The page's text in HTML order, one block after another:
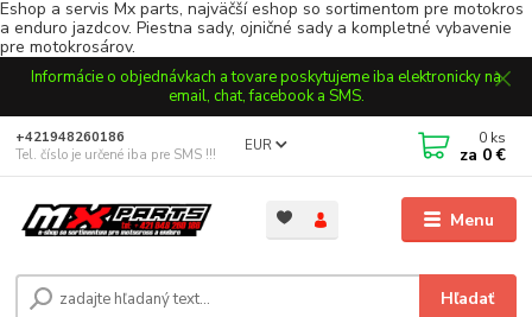
Eshop a servis Mx parts, najväčší eshop so sortimentom pre motokros
a enduro jazdcov. Piestna sady, ojničné sady a kompletné vybavenie
pre motokrosárov.
Informácie o objednávkach a tovare poskytujeme iba elektronicky na
email, chat, facebook a SMS.
Menu
EUR
Hľadať
+421948260186
Tel. číslo je určené iba pre SMS !!!
0 ks
za 0 €